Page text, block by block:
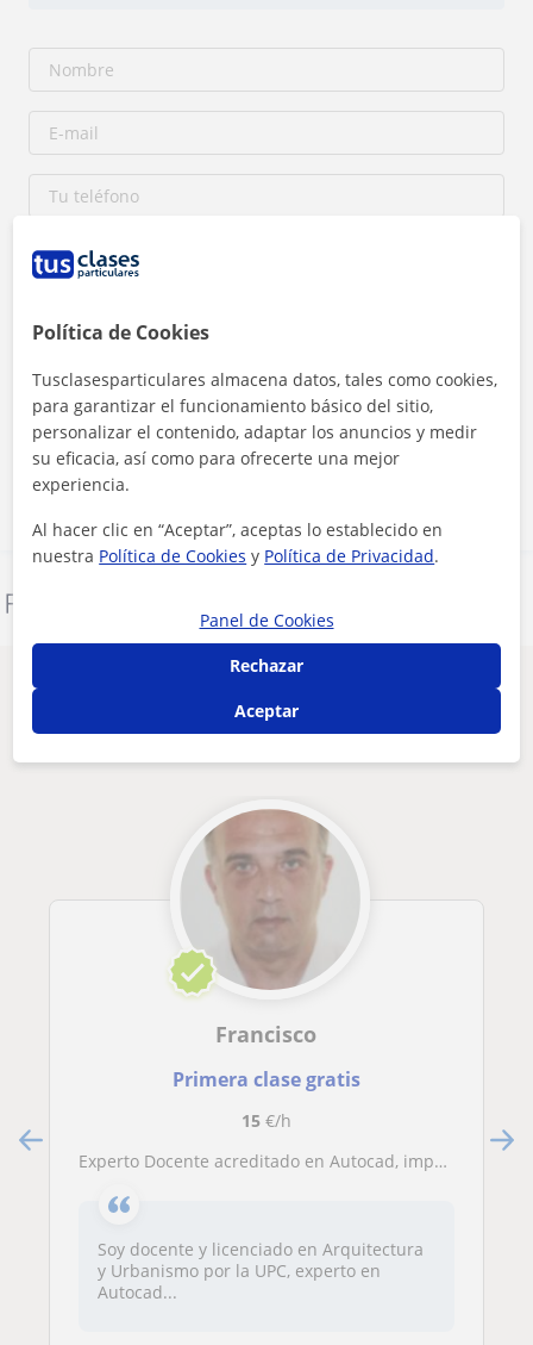
Al hacer clic, aceptas nuestroaviso legaly deprivacidad
Contactar ahora
Otros profesores en Molins de Rei que
pueden interesarte
Francisco
Primera clase gratis
15€/h
Experto Docente acreditado en Autocad, imparte Cursos del programa a todos los niveles
Soy docente y licenciado en Arquitectura
y Urbanismo por la UPC, experto en
Autocad...
Política de Cookies
Tusclasesparticulares almacena datos, tales como cookies,
para garantizar el funcionamiento básico del sitio,
personalizar el contenido, adaptar los anuncios y medir
su eficacia, así como para ofrecerte una mejor
experiencia.
Al hacer clic en “Aceptar”, aceptas lo establecido en
nuestra Política de Cookies y Política de Privacidad.
Panel de Cookies
Rechazar
Aceptar